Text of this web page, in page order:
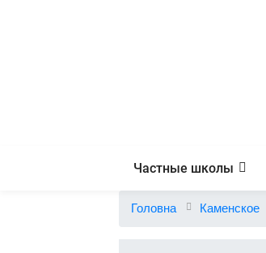
Частные школы
Головна Каменское